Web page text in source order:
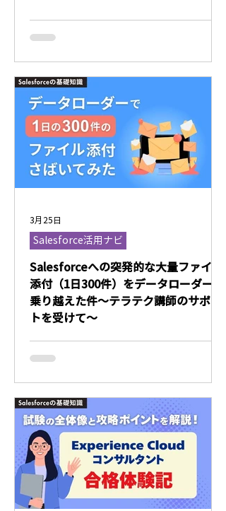
Salesforceへの突発的な大量ファイル
添付（1日300件）をデータローダーで
乗り越えた件～テラテク講師のサポー
トを受けて～
Salesforce活用ナビ
3月25日